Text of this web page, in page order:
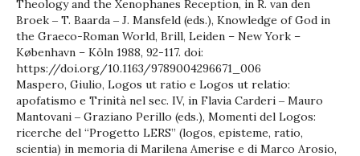
Theology and the Xenophanes Reception, in R. van den
Broek ‒ T. Baarda ‒ J. Mansfeld (eds.), Knowledge of God in
the Graeco-Roman World, Brill, Leiden – New York –
København – Köln 1988, 92-117. doi:
https://doi.org/10.1163/9789004296671_006
Maspero, Giulio, Logos ut ratio e Logos ut relatio:
apofatismo e Trinità nel sec. IV, in Flavia Carderi ‒ Mauro
Mantovani ‒ Graziano Perillo (eds.), Momenti del Logos:
ricerche del “Progetto LERS” (logos, episteme, ratio,
scientia) in memoria di Marilena Amerise e di Marco Arosio,